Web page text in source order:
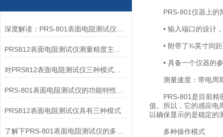
对PRS812表面电阻测试仪三种模式的详细介绍
PRS812表面电阻测试仪具有三种模式
PRS-801仪器上的简
• 输入端口的设计，
• 附带了¾英寸间距
• 具备一个仪器的参
测量速度：带电周
PRS-801是目前精密
值。所以，它的感应电
以确保显示的是稳定的
多种操作模式